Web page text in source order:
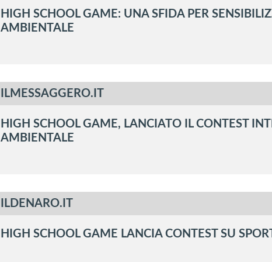
HIGH SCHOOL GAME: UNA SFIDA PER
AMBIENTALE
ILMESSAGGERO.IT
HIGH SCHOOL GAME, LANCIATO IL CONTEST
AMBIENTALE
ILDENARO.IT
HIGH SCHOOL GAME LANCIA CONTEST SU